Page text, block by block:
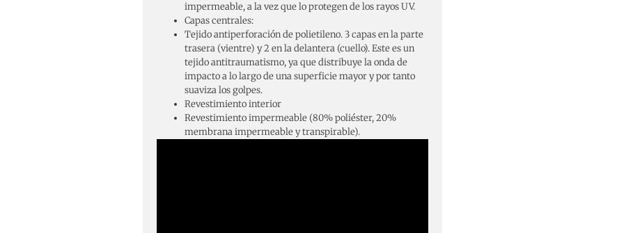
impermeable, a la vez que lo protegen de los rayos UV.
Capas centrales:
Tejido antiperforación de polietileno. 3 capas en la parte
trasera (vientre) y 2 en la delantera (cuello). Este es un
tejido antitraumatismo, ya que distribuye la onda de
impacto a lo largo de una superficie mayor y por tanto
suaviza los golpes.
Revestimiento interior
Revestimiento impermeable (80% poliéster, 20%
membrana impermeable y transpirable).